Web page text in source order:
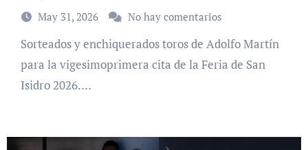
May 31, 2026 No hay comentarios
Sorteados y enchiquerados toros de Adolfo Martín
para la vigesimoprimera cita de la Feria de San
Isidro 2026.…